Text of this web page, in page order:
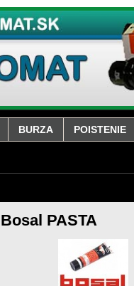
BURZA POISTENIE
Bosal PASTA